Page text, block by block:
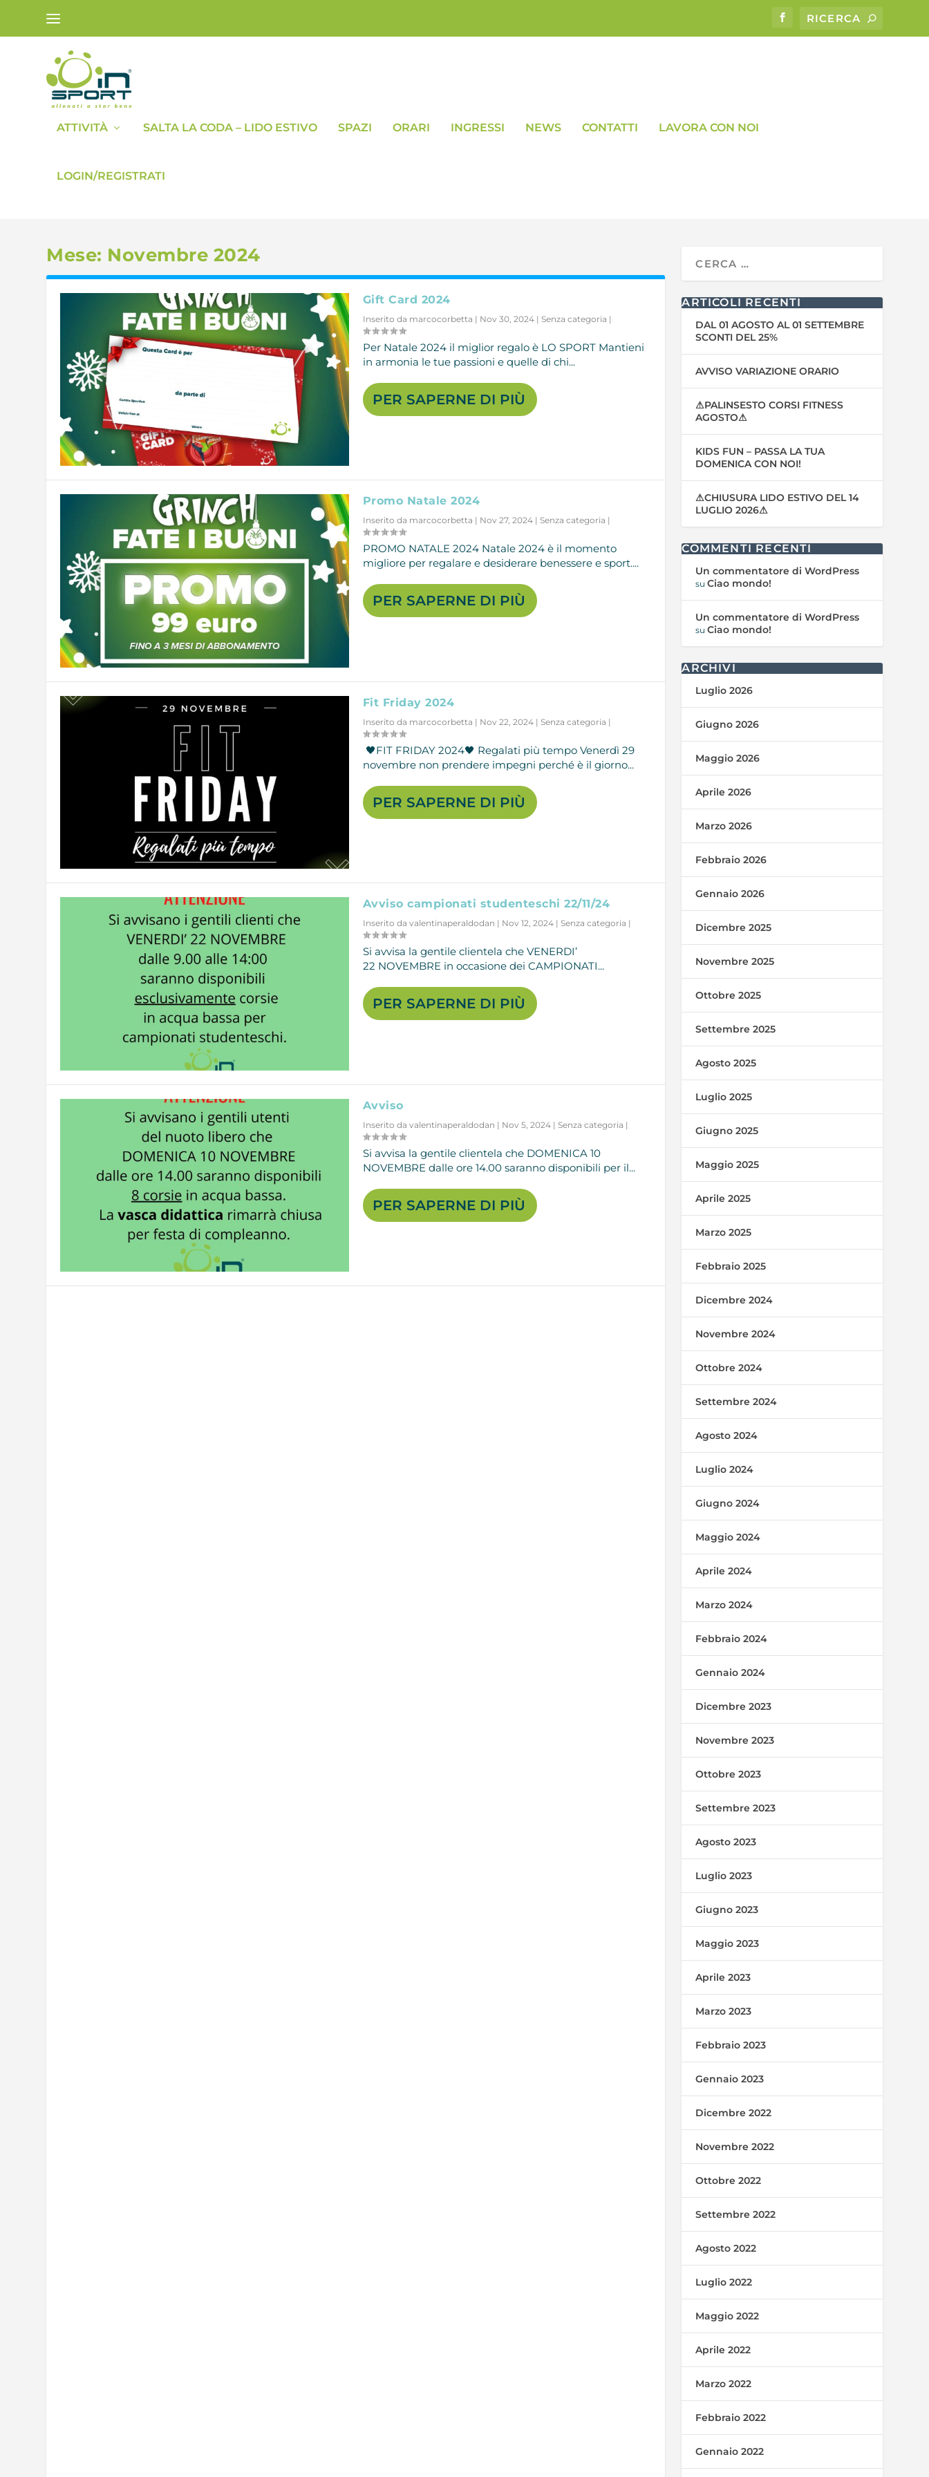
ATTIVITÀ SALTA LA CODA – LIDO ESTIVO SPAZI ORARI INGRESSI NEWS CONTATTI LAVORA CON NOI
LOGIN/REGISTRATI
Mese: Novembre 2024
Gift Card 2024
Inserito da marcocorbetta | Nov 30, 2024| Senza categoria |
Per Natale 2024 il miglior regalo è LO SPORT Mantieni
in armonia le tue passioni e quelle di chi...
PER SAPERNE DI PIÙ
Promo Natale 2024
Inserito da marcocorbetta | Nov 27, 2024| Senza categoria |
PROMO NATALE 2024 Natale 2024 è il momento
migliore per regalare e desiderare benessere e sport....
PER SAPERNE DI PIÙ
Fit Friday 2024
Inserito da marcocorbetta | Nov 22, 2024| Senza categoria |
🖤FIT FRIDAY 2024🖤 Regalati più tempo Venerdì 29
novembre non prendere impegni perché è il giorno...
PER SAPERNE DI PIÙ
Avviso campionati studenteschi 22/11/24
Inserito da valentinaperaldodan | Nov 12, 2024| Senza categoria |
Si avvisa la gentile clientela che VENERDI’
22 NOVEMBRE in occasione dei CAMPIONATI...
PER SAPERNE DI PIÙ
Avviso
Inserito da valentinaperaldodan | Nov 5, 2024| Senza categoria |
Si avvisa la gentile clientela che DOMENICA 10
NOVEMBRE dalle ore 14.00 saranno disponibili per il...
PER SAPERNE DI PIÙ
ARTICOLI RECENTI
DAL 01 AGOSTO AL 01 SETTEMBRE
SCONTI DEL 25%
AVVISO VARIAZIONE ORARIO
⚠PALINSESTO CORSI FITNESS
AGOSTO⚠
KIDS FUN – PASSA LA TUA
DOMENICA CON NOI!
⚠CHIUSURA LIDO ESTIVO DEL 14
LUGLIO 2026⚠
COMMENTI RECENTI
Un commentatore di WordPress
suCiao mondo!
Un commentatore di WordPress
suCiao mondo!
ARCHIVI
Luglio 2026
Giugno 2026
Maggio 2026
Aprile 2026
Marzo 2026
Febbraio 2026
Gennaio 2026
Dicembre 2025
Novembre 2025
Ottobre 2025
Settembre 2025
Agosto 2025
Luglio 2025
Giugno 2025
Maggio 2025
Aprile 2025
Marzo 2025
Febbraio 2025
Dicembre 2024
Novembre 2024
Ottobre 2024
Settembre 2024
Agosto 2024
Luglio 2024
Giugno 2024
Maggio 2024
Aprile 2024
Marzo 2024
Febbraio 2024
Gennaio 2024
Dicembre 2023
Novembre 2023
Ottobre 2023
Settembre 2023
Agosto 2023
Luglio 2023
Giugno 2023
Maggio 2023
Aprile 2023
Marzo 2023
Febbraio 2023
Gennaio 2023
Dicembre 2022
Novembre 2022
Ottobre 2022
Settembre 2022
Agosto 2022
Luglio 2022
Maggio 2022
Aprile 2022
Marzo 2022
Febbraio 2022
Gennaio 2022